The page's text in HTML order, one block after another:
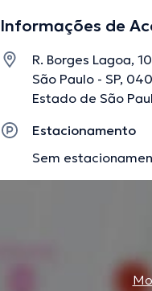
Informações de
R. Borges Lagoa,
São Paulo - SP,
Estado de São
Estacionamento
Sem